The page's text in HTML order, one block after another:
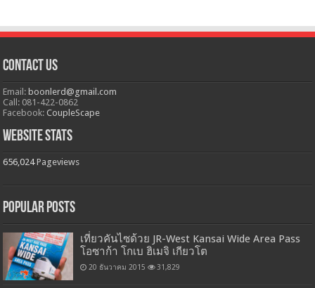
Contact Us
Email:boonlerd@gmail.com
Call: 081-422-0862
Facebook:CoupleScape
Website Stats
656,024 Pageviews
Popular Posts
เที่ยวคันไซด้วย JR-West Kansai Wide Area Pass
โอซาก้า โกเบ ฮิเมจิ เกียวโต
20 ธันวาคม 2015 31,829